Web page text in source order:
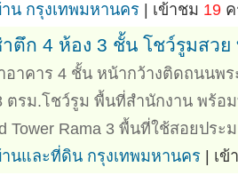
น กรุงเทพมหานคร | เข้าชม 19
าตึก 4 ห้อง 3 ชั้น โชว์รูมสวย
อาคาร 4 ชั้น หน้ากว้างติดถนนพ
ตรม.โชว์รูม พื้นที่สำนักงาน พร้อ
Tower Rama 3 พื้นที่ใช้สอยประ
นและที่ดิน กรุงเทพมหานคร | เ